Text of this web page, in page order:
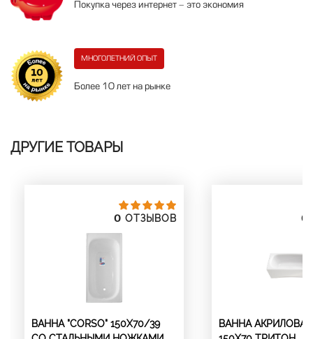
Покупка через интернет - это экономия
МНОГОЛЕТНИЙ ОПЫТ
Более 10 лет на рынке
ДРУГИЕ ТОВАРЫ
0 ОТЗЫВОВ
ВАННА "CORSO" 150Х70/39
0
ВАННА АКРИЛОВАЯ